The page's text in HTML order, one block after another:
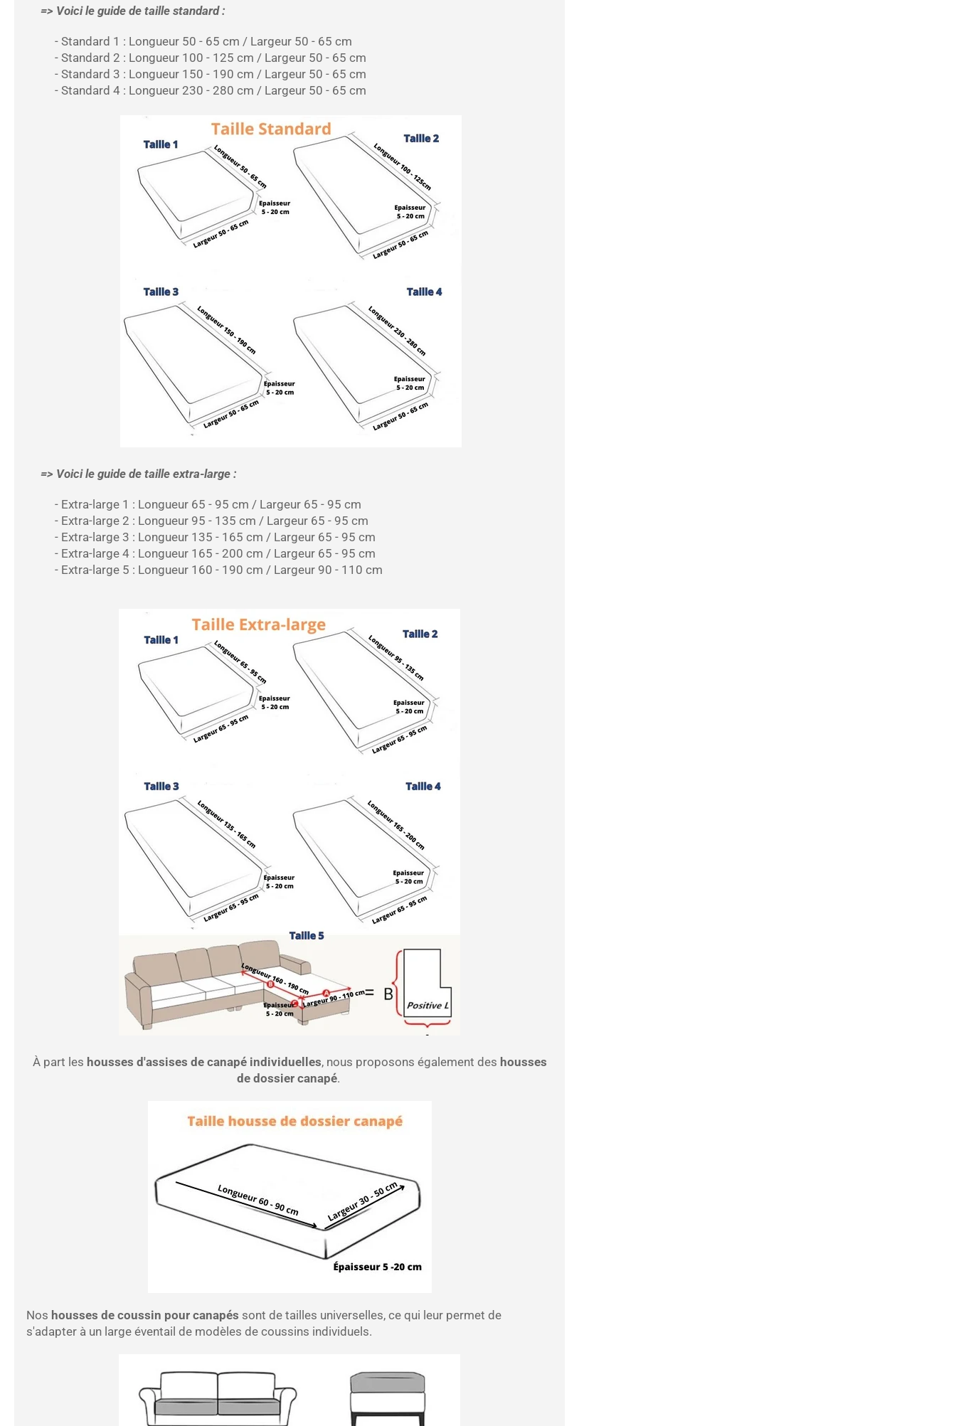
=> Voici le guide de taille standard :
- Standard 1 : Longueur 50 - 65 cm / Largeur 50 - 65 cm
- Standard 2 : Longueur 100 - 125 cm / Largeur 50 - 65 cm
- Standard 3 : Longueur 150 - 190 cm / Largeur 50 - 65 cm
- Standard 4 : Longueur 230 - 280 cm / Largeur 50 - 65 cm
=> Voici le guide de taille extra-large :
- Extra-large 1 : Longueur 65 - 95 cm / Largeur 65 - 95 cm
- Extra-large 2 : Longueur 95 - 135 cm / Largeur 65 - 95 cm
- Extra-large 3 : Longueur 135 - 165 cm / Largeur 65 - 95 cm
- Extra-large 4 : Longueur 165 - 200 cm / Largeur 65 - 95 cm
- Extra-large 5 : Longueur 160 - 190 cm / Largeur 90 - 110 cm
À part les housses d'assises de canapé individuelles, nous proposons également des housses
de dossier canapé.
Nos housses de coussin pour canapés sont de tailles universelles, ce qui leur permet de
s'adapter à un large éventail de modèles de coussins individuels.